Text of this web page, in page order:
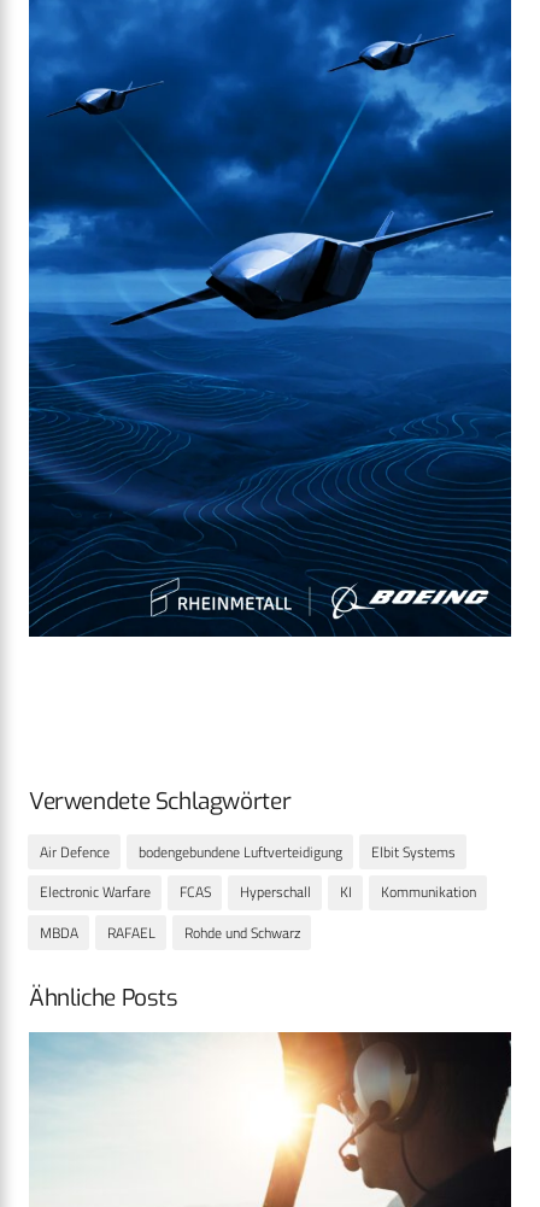
Verwendete Schlagwörter
Air Defence bodengebundene Luftverteidigung
Elbit Systems
Electronic Warfare
FCAS Hyperschall KI
Kommunikation
MBDA
RAFAEL Rohde und Schwarz
Ähnliche Posts